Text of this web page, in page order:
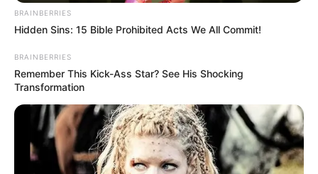
Gladys Lazarus tidak diragukan lagi adalah penyanyi dangdut
yang berbakat. Tetap semangat berjuang melawan kanker.
TAGS 2TIKTOK
BRAINBERRIES
Hidden Sins: 15 Bible Prohibited Acts We All Commit!
BRAINBERRIES
Remember This Kick-Ass Star? See His Shocking
Transformation